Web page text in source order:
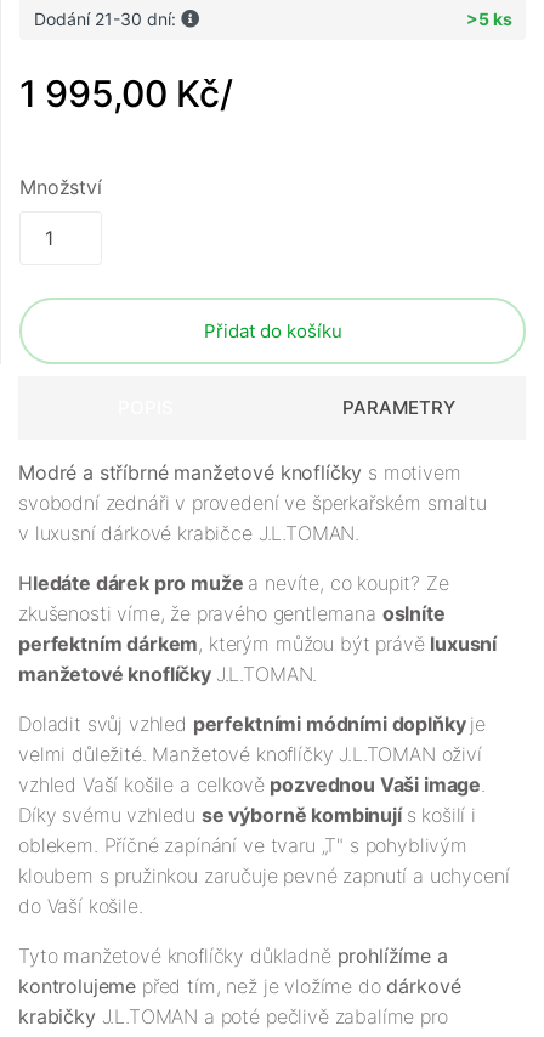
Dodání 21-30 dní: >5 ks
1 995,00 Kč/
Množství
Přidat do košíku
PARAMETRY
Modré a stříbrné manžetové knoflíčky s motivem
svobodní zednáři v provedení ve šperkařském smaltu
v luxusní dárkové krabičce J.L.TOMAN.
Hledáte dárek pro muže a nevíte, co koupit? Ze
zkušenosti víme, že pravého gentlemana oslníte
perfektním dárkem, kterým můžou být právě luxusní
manžetové knoflíčky J.L.TOMAN.
Doladit svůj vzhled perfektními módními doplňky je
velmi důležité. Manžetové knoflíčky J.L.TOMAN oživí
vzhled Vaší košile a celkově pozvednou Vaši image.
Díky svému vzhledu se výborně kombinují s košilí i
oblekem. Příčné zapínání ve tvaru „T" s pohyblivým
kloubem s pružinkou zaručuje pevné zapnutí a uchycení
do Vaší košile.
Tyto manžetové knoflíčky důkladně prohlížíme a
kontrolujeme před tím, než je vložíme do dárkové
krabičkyJ.L.TOMAN a poté pečlivě zabalíme pro